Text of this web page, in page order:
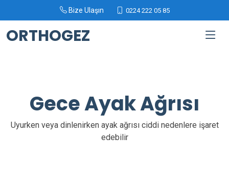
Bize Ulaşın 0224 222 05 85
ORTHOGEZ
Gece Ayak Ağrısı
Uyurken veya dinlenirken ayak ağrısı ciddi nedenlere işaret
edebilir